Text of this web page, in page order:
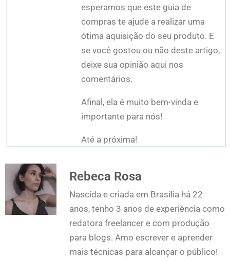
esperamos que este guia de
compras te ajude a realizar uma
ótima aquisição do seu produto. E
se você gostou ou não deste artigo,
deixe sua opinião aqui nos
comentários.
Afinal, ela é muito bem-vinda e
importante para nós!
Até a próxima!
Rebeca Rosa
Nascida e criada em Brasília há 22
anos, tenho 3 anos de experiência como
redatora freelancer e com produção
para blogs. Amo escrever e aprender
mais técnicas para alcançar o público!